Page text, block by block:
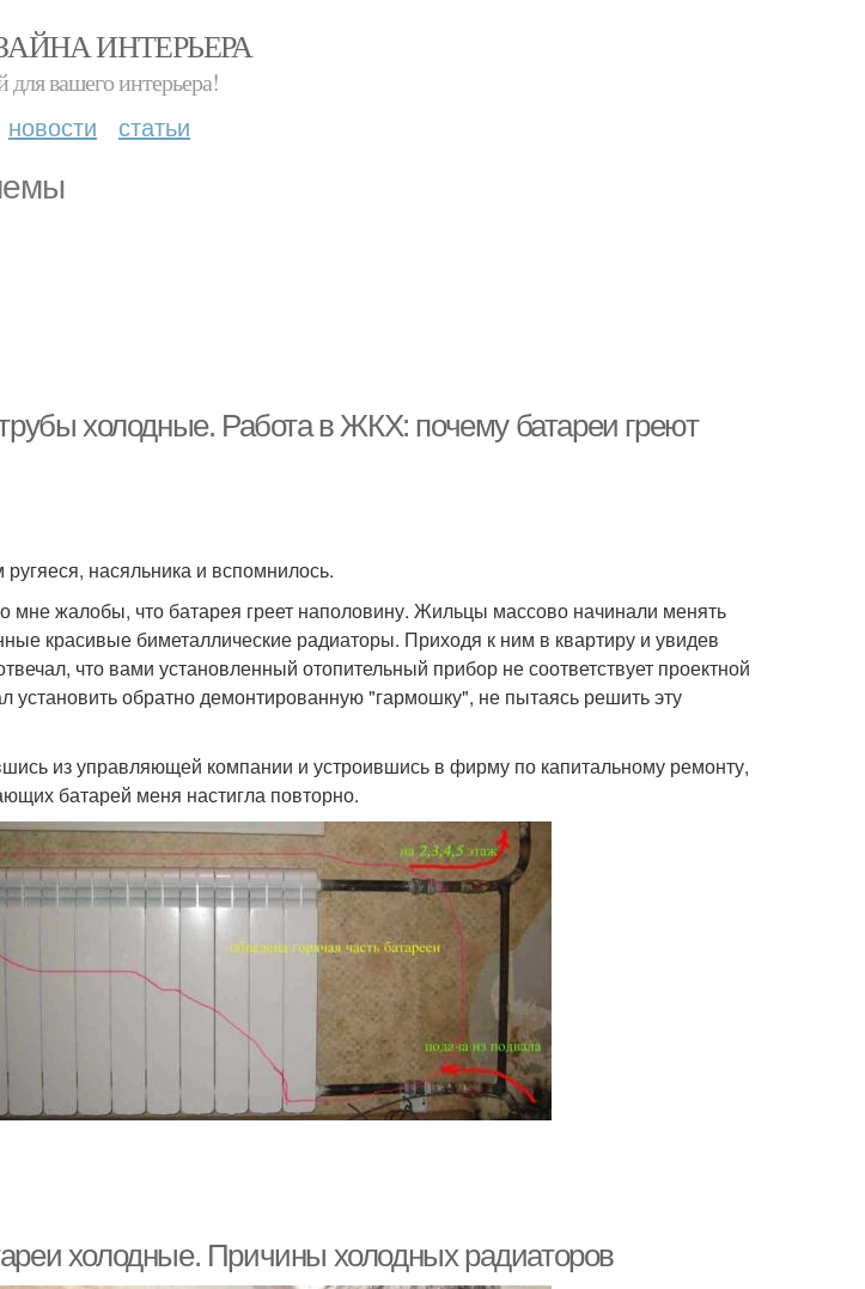
ИНТЕРЬЕРА
для вашего интерьера!
новости статьи
холодные. Работа в ЖКХ: почему батареи греют
насяльника и вспомнилось.
мне жалобы, что батарея греет наполовину. Жильцы массово начинали менять
красивые биметаллические радиаторы. Приходя к ним в квартиру и увидев
что вами установленный отопительный прибор не соответствует проектной
установить обратно демонтированную "гармошку", не пытаясь решить эту
из управляющей компании и устроившись в фирму по капитальному ремонту,
батарей меня настигла повторно.
холодные. Причины холодных радиаторов